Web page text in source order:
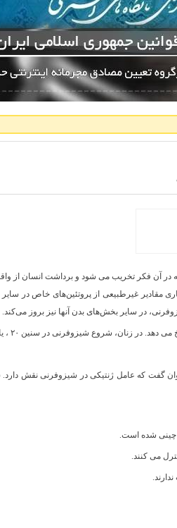
مقادیر غیرطبیعی از پروتئین‌های خاص در
گفت که عامل ژنتیکی در شیزوفرنی نقش دارد.
چینی شده است.
می کنند.